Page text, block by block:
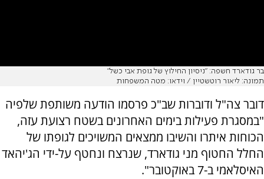
בר גודארד חשפה: "ניסיון החילוץ של גופת אבי כשל"
תמונה: ליאור רוטשטיין / וידאו: מטה המשפחות
דובר צה"ל ודוברות שב"כ פרסמו הודעה משותפת שלפיה
"במסגרת פעילות בימים האחרונים בשטח רצועת עזה,
הכוחות איתרו והשיבו ממצאים המשויכים לגופתו של
החלל החטוף מני גודארד, שנרצח ונחטף על-ידי הג'יהאד
האיסלאמי ב-7 באוקטובר".